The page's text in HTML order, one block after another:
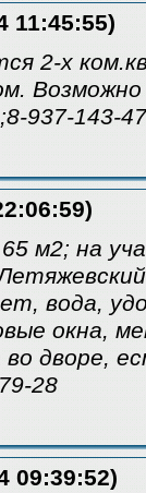
11:45:55)
2-х
937-143-
м2; на
вода,
окна,
во дворе,
28
09:39:52)